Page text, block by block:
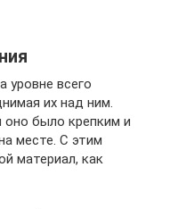
всего
их над ним.
было крепким и
месте. С этим
материал, как